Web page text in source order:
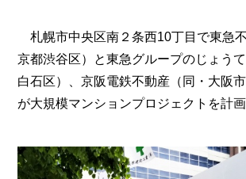
札幌市中央区南２条西10丁目で東急
京都渋谷区）と東急グループのじょう
白石区）、京阪電鉄不動産（同・大阪
が大規模マンションプロジェクトを計画